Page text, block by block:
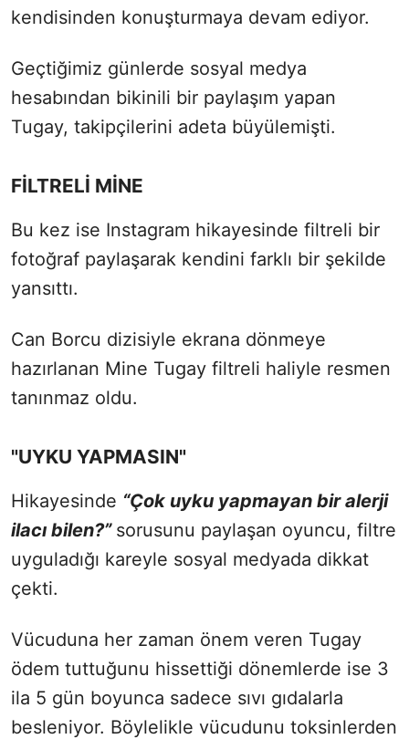
kendisinden konuşturmaya devam ediyor.
Geçtiğimiz günlerde sosyal medya
hesabından bikinili bir paylaşım yapan
Tugay, takipçilerini adeta büyülemişti.
FİLTRELİ MİNE
Bu kez ise Instagram hikayesinde filtreli bir
fotoğraf paylaşarak kendini farklı bir şekilde
yansıttı.
Can Borcu dizisiyle ekrana dönmeye
hazırlanan Mine Tugay filtreli haliyle resmen
tanınmaz oldu.
"UYKU YAPMASIN"
Hikayesinde “Çok uyku yapmayan bir alerji
ilacı bilen?” sorusunu paylaşan oyuncu, filtre
uyguladığı kareyle sosyal medyada dikkat
çekti.
Vücuduna her zaman önem veren Tugay
ödem tuttuğunu hissettiği dönemlerde ise 3
ila 5 gün boyunca sadece sıvı gıdalarla
besleniyor. Böylelikle vücudunu toksinlerden